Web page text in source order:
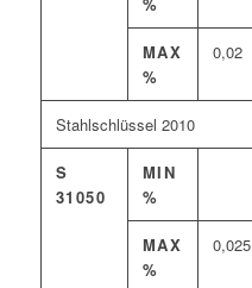
MAX
%
0,02
Stahlschlüssel 2010
S
31050
MIN
%
MAX
%
0,025